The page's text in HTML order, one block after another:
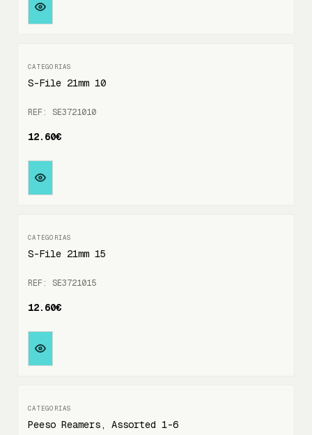
S-File 21mm 10
REF: SE3721010
12.60€
S-File 21mm 15
REF: SE3721015
12.60€
Peeso Reamers, Assorted 1-6